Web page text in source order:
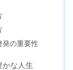
発の重要性
かな人生